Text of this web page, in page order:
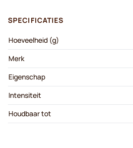
SPECIFICATIES
Hoeveelheid (g)
Merk
Eigenschap
Intensiteit
Houdbaar tot